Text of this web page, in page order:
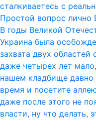
сталкиваетесь с
Простой вопрос лично
В годы Великой
Украина была
захвата двух областей
даже четырех лет
нашем кладбище давно
время и посетите
даже после этого не
власти, ну что делать,